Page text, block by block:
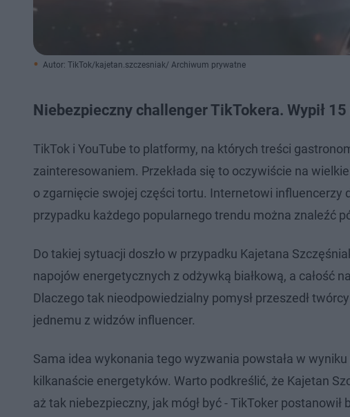
Autor: TikTok/kajetan.szczesniak/ Archiwum prywatne
Niebezpieczny challenger TikTokera. Wypił
TikTok i YouTube to platformy, na których treści
zainteresowaniem. Przekłada się to oczywiście na
o zgarnięcie swojej części tortu. Internetowi influencerzy
przypadku każdego popularnego trendu można znaleźć
Do takiej sytuacji doszło w przypadku Kajetana
napojów energetycznych z odżywką białkową, a całość
Dlaczego tak nieodpowiedzialny pomysł przeszedł twórcy
jednemu z widzów influencer.
Sama idea wykonania tego wyzwania powstała w
kilkanaście energetyków. Warto podkreślić, że Kajetan
aż tak niebezpieczny, jak mógł być - TikToker